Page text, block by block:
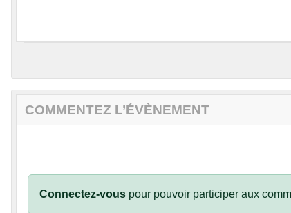
COMMENTEZ L’ÉVÈNEMENT
Connectez-vous pour pouvoir participer aux